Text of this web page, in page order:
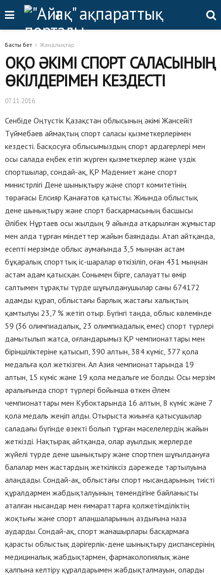
Басты бет Жаңалықтар
ОҚО ӘКІМІ СПОРТ САЛАСЫНЫҢ
ӨКІЛДЕРІМЕН КЕЗДЕСТІ
07.11.2016
Сенбіде Оңтүстік Қазақстан облысының әкімі Жансейіт
Түймебаев аймақтың спорт саласы қызметкерлерімен
кездесті. Басқосуға облысымыздың спорт ардагерлері мен
осы салада еңбек етіп жүрген қызметкерлер және үздік
спортшылар, сондай-ақ, ҚР Мәдениет және спорт
министрлігі Дене шынықтыру және спорт комитетінің
төрағасы Елсияр Қанағатов қатысты. Жиында облыстық
дене шынықтыру және спорт басқармасының басшысы
Әлібек Нұртаев осы жылдың 9 айында атқарылған жұмыстар
мен алда тұрған міндеттер жайын баяндады. Атап айтқанда,
есепті мерзімде облыс аумағында 3,5 мыңнан астам
бұқаралық спорттық іс-шаралар өткізіліп, оған 431 мыңнан
астам адам қатысқан. Сонымен бірге, салауатты өмір
салтымен тұрақты түрде шұғылданушылар саны 674172
адамды құрап, облыстағы барлық жастағы халықтың
қамтылуы 23,7 % жетіп отыр. Бүгінгі таңда, облыс көлемінде
59 (36 олимпиадалық, 23 олимпиадалық емес) спорт түрлері
дамытылып жатса, оғландарымыз ҚР чемпионаттары мен
біріншіліктеріне қатысып, 390 алтын, 384 күміс, 377 қола
медальға қол жеткізген. Ал Азия чемпионаттарында 19
алтын, 15 күміс және 19 қола медальге ие болды. Осы мерзім
аралығында спорт түрлері бойынша өткен Әлем
чемпионаттары мен Кубоктарында 16 алтын, 8 күміс және 7
қола медаль жеңіп алды. Отырыста жиынға қатысушылар
саладағы бүгінде өзекті болып тұрған мәселелердің жайын
жеткізді. Нақтырақ айтқанда, олар ауылдық жерлерде
жүйелі түрде дене шынықтыру және спортпен шұғылдануға
балалар мен жастардың жеткіліксіз дәрежеде тартылуына
алаңдады. Сондай-ақ, облыстағы спорт нысандарының тиісті
құралдармен жабдықталуының төмендігіне байланысты
аталған нысандар мен ғимараттарға қолжетімділіктің
жоқтығы және спорт алаңшаларының аздығына наза
аударды. Сондай-ақ, спорт жанашырлары басқармаға
қарасты облыстық дәрігерлік-дене шынықтыру диспансерінің
медициналық жабдықтармен, фармакологиялық және
қалпына келтіру құралдарымен жабдықталмауын, оларды